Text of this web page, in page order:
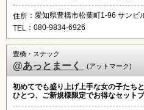
住所 ：愛知県豊橋市松葉町1-96 サンビ
TEL ：080-9834-6926
豊橋・スナック
@あっとまーく (アットマーク)
初めてでも盛り上げ上手な女の子たち
ひとつ、ご新規様限定でお得なセット